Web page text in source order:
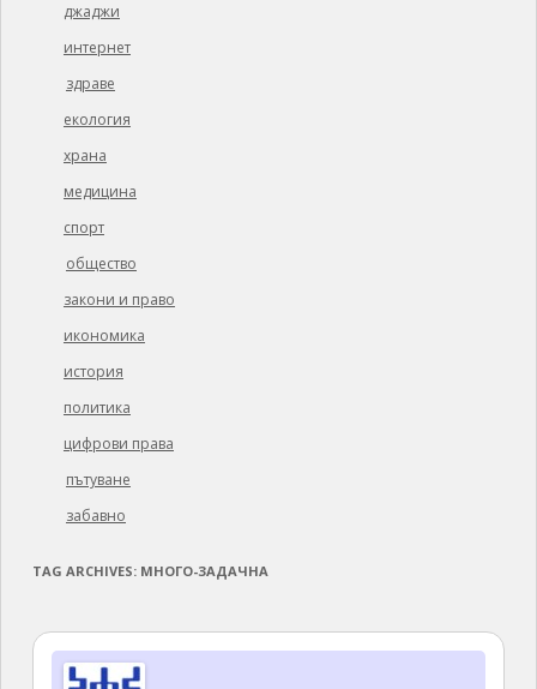
джаджи
интернет
здраве
екология
храна
медицина
спорт
общество
закони и право
икономика
история
политика
цифрови права
пътуване
забавно
TAG ARCHIVES: МНОГО-ЗАДАЧНА